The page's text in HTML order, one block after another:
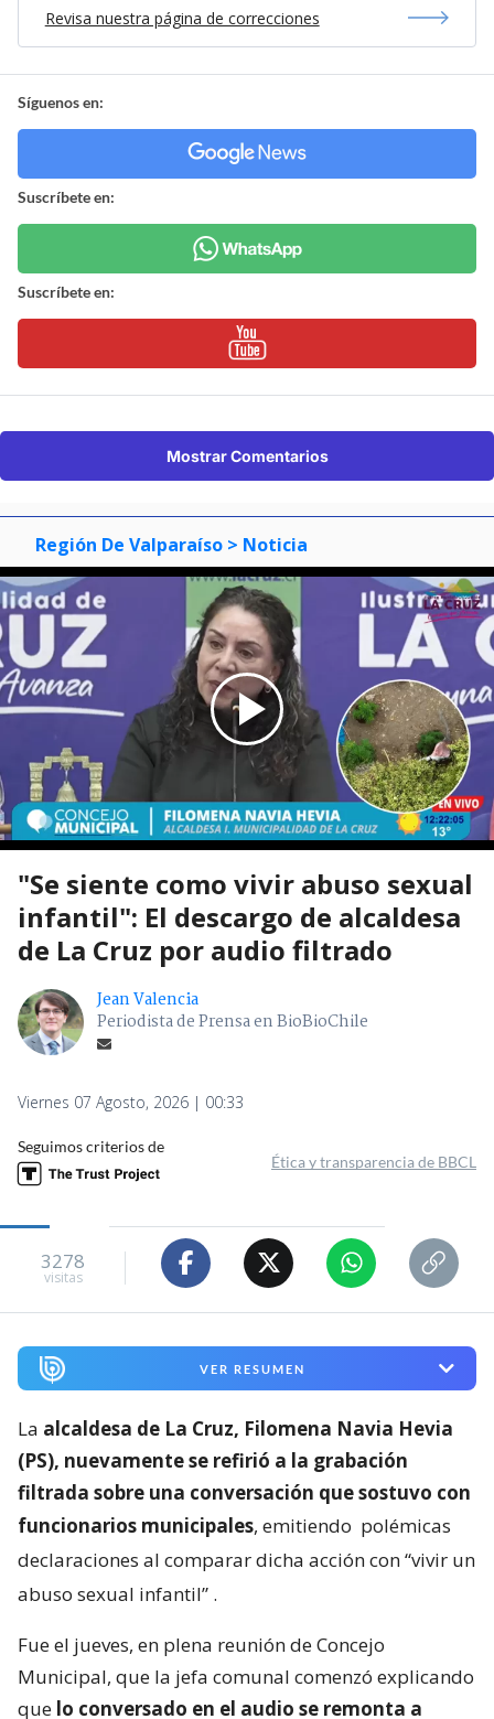
Revisa nuestra página de correcciones
Síguenos en:
Suscríbete en:
Suscríbete en:
Mostrar Comentarios
Región De Valparaíso > Noticia
"Se siente como vivir abuso sexual
infantil": El descargo de alcaldesa
de La Cruz por audio filtrado
Jean Valencia
Periodista de Prensa en BioBioChile
Viernes 07 Agosto, 2026 | 00:33
Seguimos criterios de
Ética y transparencia de BBCL
3278
visitas
VER RESUMEN
La alcaldesa de La Cruz, Filomena Navia Hevia
(PS), nuevamente se refirió a la grabación
filtrada sobre una conversación que sostuvo con
funcionarios municipales, emitiendo polémicas
declaraciones al comparar dicha acción con “vivir un
abuso sexual infantil” .
Fue el jueves, en plena reunión de Concejo
Municipal, que la jefa comunal comenzó explicando
que lo conversado en el audio se remonta a